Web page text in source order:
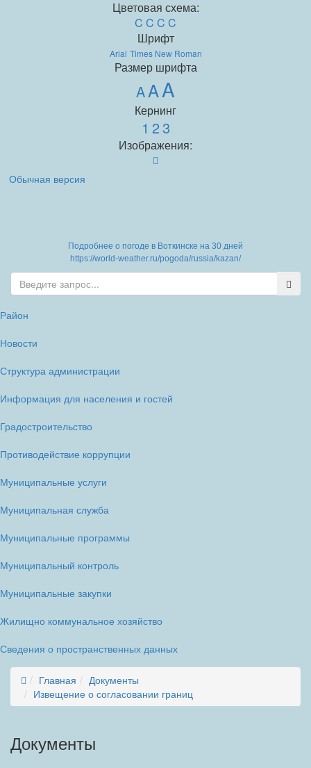
Цветовая схема:
C C C C
Шрифт
Arial Times New Roman
Размер шрифта
AAA
Кернинг
1 23
Изображения:
Обычная версия
Подробнее о погоде в Воткинске на 30 дней
https://world-weather.ru/pogoda/russia/kazan/
Район
Новости
Структура администрации
Информация для населения и гостей
Градостроительство
Противодействие коррупции
Муниципальные услуги
Муниципальная служба
Муниципальные программы
Муниципальный контроль
Муниципальные закупки
Жилищно коммунальное хозяйство
Сведения о пространственных данных
Главная
Документы
Извещение о согласовании границ
Документы